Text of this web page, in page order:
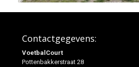
Contactgegevens:
VoetbalCourt
Pottenbakkerstraat 28